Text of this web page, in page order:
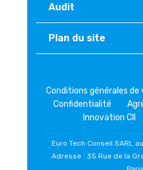
Audit
Plan du site
Conditions générales de
Confidentialité
Innovation CII
Euro Tech Conseil SARL
Adresse : 35 Rue de la